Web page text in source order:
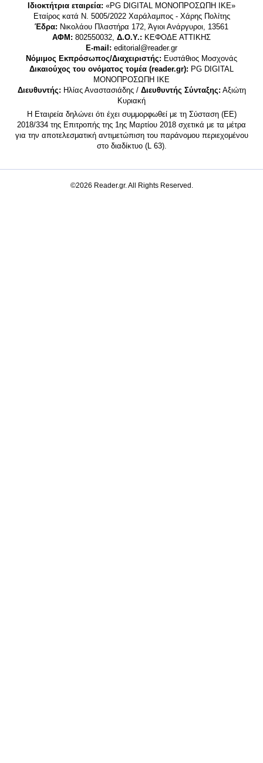
Ιδιοκτήτρια εταιρεία: «PG DIGITAL MONΟΠΡΟΣΩΠΗ ΙΚΕ»
Εταίρος κατά Ν. 5005/2022 Χαράλαμπος - Χάρης Πολίτης
Έδρα: Νικολάου Πλαστήρα 172, Άγιοι Ανάργυροι, 13561
ΑΦΜ: 802550032, Δ.Ο.Υ.: ΚΕΦΟΔΕ ΑΤΤΙΚΗΣ
E-mail: editorial@reader.gr
Νόμιμος Εκπρόσωπος/Διαχειριστής: Ευστάθιος Μοσχονάς
Δικαιούχος του ονόματος τομέα (reader.gr): PG DIGITAL
MONΟΠΡΟΣΩΠΗ ΙΚΕ
Διευθυντής: Ηλίας Αναστασιάδης / Διευθυντής Σύνταξης: Αξιώτη
Κυριακή
Η Εταιρεία δηλώνει ότι έχει συμμορφωθεί με τη Σύσταση (ΕΕ)
2018/334 της Επιτροπής της 1ης Μαρτίου 2018 σχετικά με τα μέτρα
για την αποτελεσματική αντιμετώπιση του παράνομου περιεχομένου
στο διαδίκτυο (L 63).
©2026 Reader.gr. All Rights Reserved.